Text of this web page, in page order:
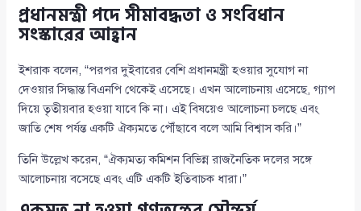
প্রধানমন্ত্রী পদে সীমাবদ্ধতা ও সংবিধান
সংস্কারের আহ্বান
ইশরাক বলেন, “পরপর দুইবারের বেশি প্রধানমন্ত্রী হওয়ার সুযোগ না
দেওয়ার সিদ্ধান্ত বিএনপি থেকেই এসেছে। এখন আলোচনায় এসেছে, গ্যাপ
দিয়ে তৃতীয়বার হওয়া যাবে কি না। এই বিষয়েও আলোচনা চলছে এবং
জাতি শেষ পর্যন্ত একটি ঐক্যমতে পৌঁছাবে বলে আমি বিশ্বাস করি।”
তিনি উল্লেখ করেন, “ঐক্যমত্য কমিশন বিভিন্ন রাজনৈতিক দলের সঙ্গে
আলোচনায় বসেছে এবং এটি একটি ইতিবাচক ধারা।”